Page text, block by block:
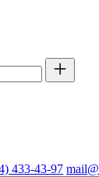
433-43-97